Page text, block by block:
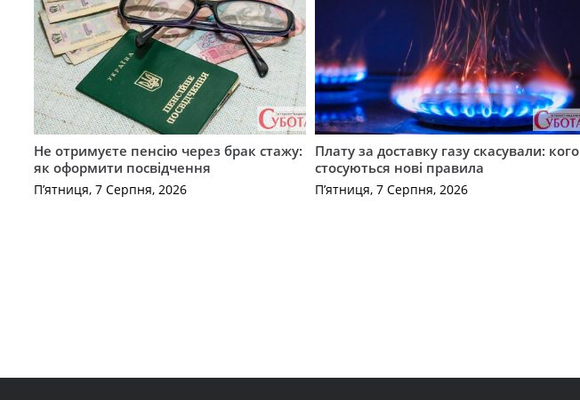
Не отримуєте пенсію через брак стажу:
як оформити посвідчення
П’ятниця, 7 Серпня, 2026
Плату за доставку газу скасували: кого
стосуються нові правила
П’ятниця, 7 Серпня, 2026